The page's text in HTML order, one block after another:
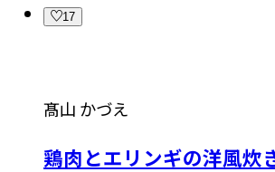
17
髙山 かづえ
鶏肉とエリンギの洋風炊